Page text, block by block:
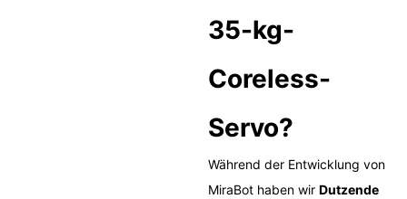
35-kg-
Coreless-
Servo?
Während der Entwicklung von
MiraBot haben wir Dutzende